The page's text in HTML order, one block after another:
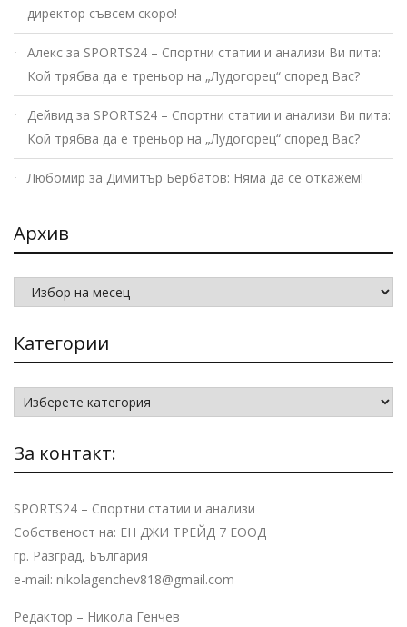
директор съвсем скоро!
Алекс за SPORTS24 – Спортни статии и анализи Ви пита:
Кой трябва да е треньор на „Лудогорец“ според Вас?
Дейвид за SPORTS24 – Спортни статии и анализи Ви пита:
Кой трябва да е треньор на „Лудогорец“ според Вас?
Любомир за Димитър Бербатов: Няма да се откажем!
Архив
Архив
Категории
Категории
За контакт:
SPORTS24 – Спортни статии и анализи
Собственост на: ЕН ДЖИ ТРЕЙД 7 ЕООД
гр. Разград, България
e-mail: nikolagenchev818@gmail.com
Редактор – Никола Генчев